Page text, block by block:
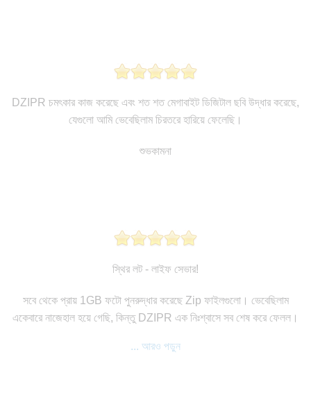
DZIPR চমৎকার কাজ করেছে এবং শত শত মেগাবাইট ডিজিটাল ছবি উদ্ধার করেছে,
যেগুলো আমি ভেবেছিলাম চিরতরে হারিয়ে ফেলেছি।
শুভকামনা
স্থির লট - লাইফ সেভার!
সবে থেকে প্রায় 1GB ফটো পুনরুদ্ধার করেছে Zip ফাইলগুলো। ভেবেছিলাম
একেবারে নাজেহাল হয়ে গেছি, কিন্তু DZIPR এক নিঃশ্বাসে সব শেষ করে ফেলল।
... আরও পড়ুন